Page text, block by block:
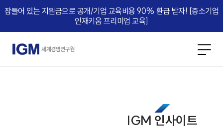
잠들어 있는 지원금으로 공개/기업 교육비용 90% 환급 받자! [중소기업
인재키움 프리미엄 교육]​
IGM 인사이트